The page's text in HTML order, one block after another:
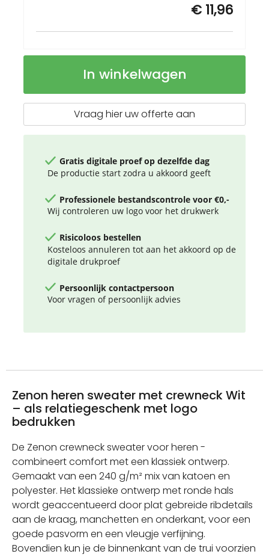
€ 11,96
met
In winkelwagen
Vraag hier uw offerte aan
Gratis digitale proef op dezelfde dag
De productie start zodra u akkoord geeft
Professionele bestandscontrole voor €0,-
Wij controleren uw logo voor het drukwerk
Risicoloos bestellen
Kosteloos annuleren tot aan het akkoord op de
digitale drukproef
Persoonlijk contactpersoon
Voor vragen of persoonlijk advies
Zenon heren sweater met crewneck Wit
– als relatiegeschenk met logo
bedrukken
De Zenon crewneck sweater voor heren -
combineert comfort met een klassiek ontwerp.
Gemaakt van een 240 g/m² mix van katoen en
polyester. Het klassieke ontwerp met ronde hals
wordt geaccentueerd door plat gebreide ribdetails
aan de kraag, manchetten en onderkant, voor een
goede pasvorm en een vleugje verfijning.
Bovendien kun je de binnenkant van de trui voorzien